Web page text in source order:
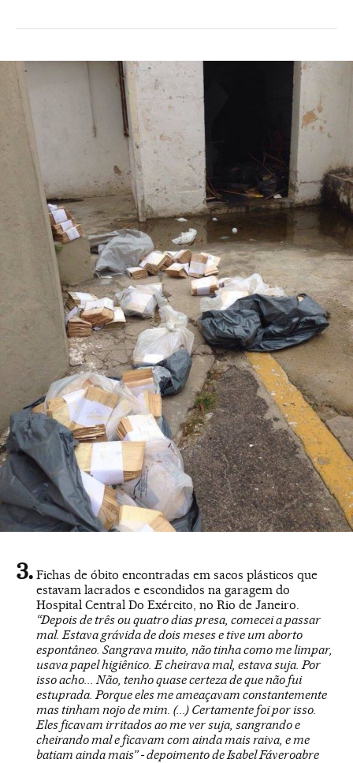
Fichas de óbito encontradas em sacos plásticos que
estavam lacrados e escondidos na garagem do
Hospital Central Do Exército, no Rio de Janeiro.
“Depois de três ou quatro dias presa, comecei a passar
mal. Estava grávida de dois meses e tive um aborto
espontâneo. Sangrava muito, não tinha como me limpar,
usava papel higiênico. E cheirava mal, estava suja. Por
isso acho... Não, tenho quase certeza de que não fui
estuprada. Porque eles me ameaçavam constantemente
mas tinham nojo de mim. (...) Certamente foi por isso.
Eles ficavam irritados ao me ver suja, sangrando e
cheirando mal e ficavam com ainda mais raiva, e me
batiam ainda mais” - depoimento de Isabel Fáveroabre